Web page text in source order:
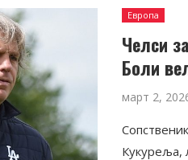
Европа
Челси
Боли
март 2,
Кукуреља,